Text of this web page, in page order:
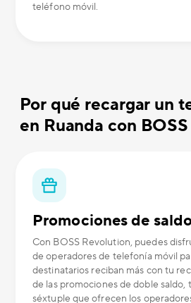
teléfono móvil.
Por qué recargar un
en Ruanda con
Promociones de
Con BOSS Revolution, puedes
de operadores de telefonía móvil
destinatarios reciban más con tu
de las promociones de doble saldo,
séxtuple que ofrecen los